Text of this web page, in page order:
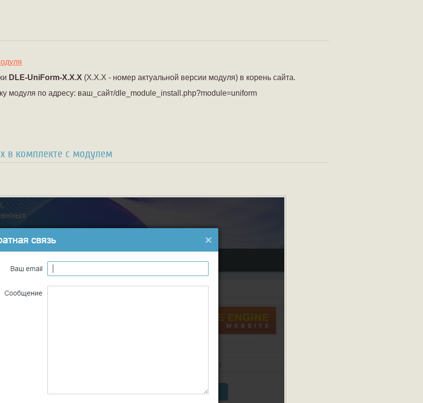
DLE-UniForm-X.X.X (X.X.X - номер актуальной версии модуля) в корень сайта.
модуля по адресу: ваш_сайт/dle_module_install.php?module=uniform
в комплекте с модулем